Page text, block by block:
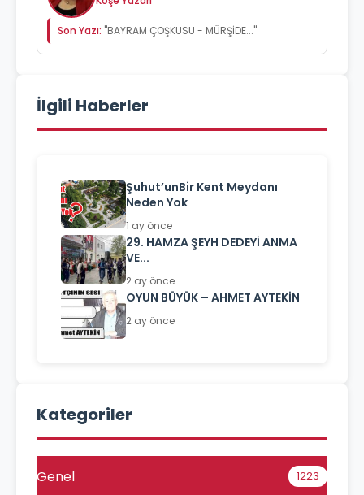
Son Yazı: "BAYRAM ÇOŞKUSU - MÜRŞİDE..."
İlgili Haberler
Şuhut’unBir Kent Meydanı
Neden Yok
1 ay önce
29. HAMZA ŞEYH DEDEYİ ANMA
VE...
2 ay önce
OYUN BÜYÜK – AHMET AYTEKİN
2 ay önce
Kategoriler
Genel 1223